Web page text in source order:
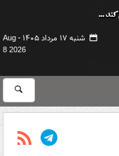
شنبه ۱۷ مرداد ۱۴۰۵ -
Aug
8 2026